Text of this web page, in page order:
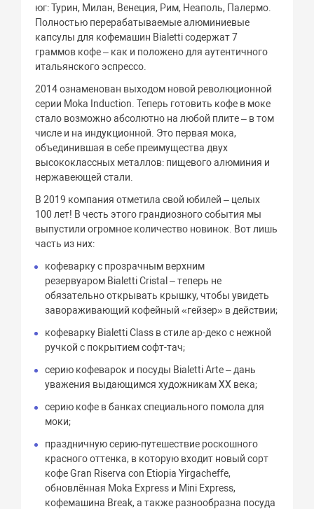
юг: Турин, Милан, Венеция, Рим, Неаполь, Палермо.
Полностью перерабатываемые алюминиевые
капсулы для кофемашин Bialetti содержат 7
граммов кофе – как и положено для аутентичного
итальянского эспрессо.
2014 ознаменован выходом новой революционной
серии Moka Induction. Теперь готовить кофе в моке
стало возможно абсолютно на любой плите – в том
числе и на индукционной. Это первая мока,
объединившая в себе преимущества двух
высококлассных металлов: пищевого алюминия и
нержавеющей стали.
В 2019 компания отметила свой юбилей – целых
100 лет! В честь этого грандиозного события мы
выпустили огромное количество новинок. Вот лишь
часть из них:
кофеварку с прозрачным верхним
резервуаром Bialetti Cristal – теперь не
обязательно открывать крышку, чтобы увидеть
завораживающий кофейный «гейзер» в действии;
кофеварку Bialetti Class в стиле ар-деко с нежной
ручкой с покрытием софт-тач;
серию кофеварок и посуды Bialetti Arte – дань
уважения выдающимся художникам XX века;
серию кофе в банках специального помола для
моки;
праздничную серию-путешествие роскошного
красного оттенка, в которую входит новый сорт
кофе Gran Riserva con Etiopia Yirgacheffe,
обновлённая Moka Express и Mini Express,
кофемашина Break, а также разнообразна посуда